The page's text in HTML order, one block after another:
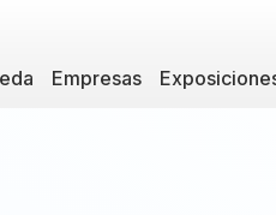
Empresas